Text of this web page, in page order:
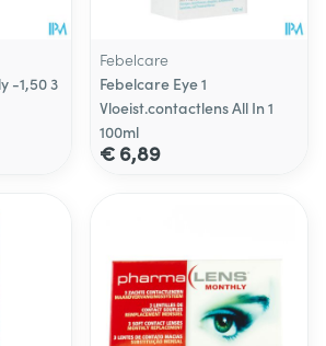
-1,50 3
Febelcare
Febelcare Eye 1
Vloeist.contactlens All In 1
100ml
€ 6,89